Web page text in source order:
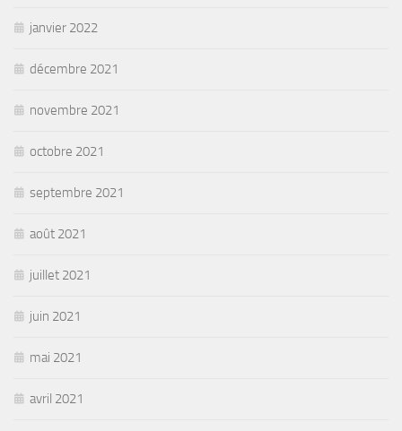
janvier 2022
décembre 2021
novembre 2021
octobre 2021
septembre 2021
août 2021
juillet 2021
juin 2021
mai 2021
avril 2021